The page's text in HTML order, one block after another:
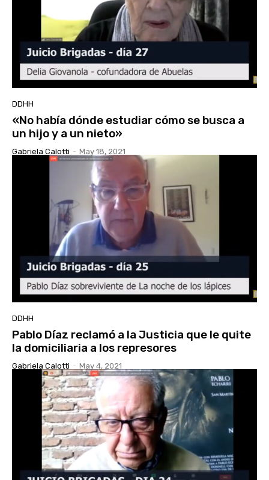
DDHH
«No había dónde estudiar cómo se busca a
un hijo y a un nieto»
Gabriela Calotti - May 18, 2021
DDHH
Pablo Díaz reclamó a la Justicia que le quite
la domiciliaria a los represores
Gabriela Calotti - May 4, 2021